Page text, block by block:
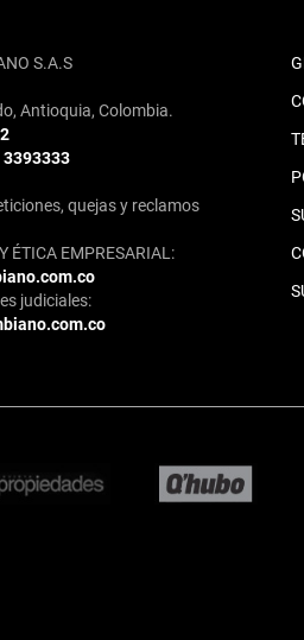
S.A.S
Antioquia, Colombia.
quejas y reclamos
ÉTICA EMPRESARIAL:
judiciales: